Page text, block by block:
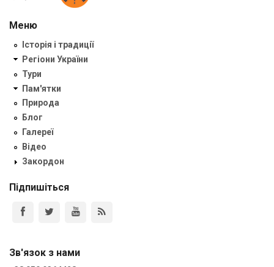
Меню
Історія і традиції
Регіони України
Тури
Пам'ятки
Природа
Блог
Галереї
Відео
Закордон
Підпишіться
Зв'язок з нами